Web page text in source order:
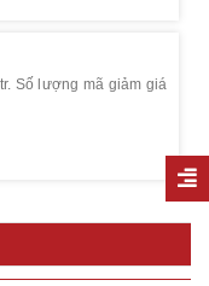
Số lượng mã giảm giá